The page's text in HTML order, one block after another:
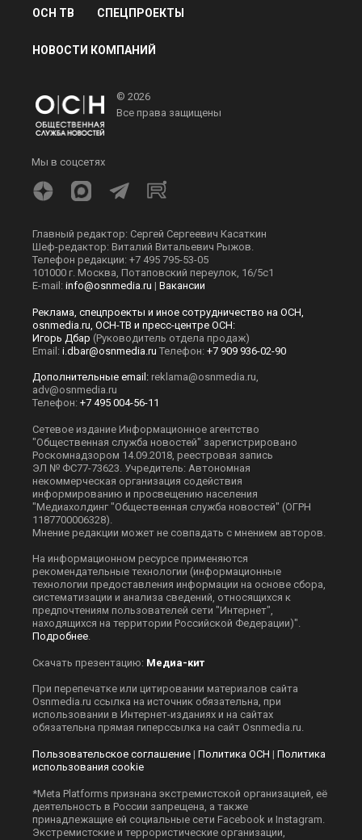
ОСН ТВ СПЕЦПРОЕКТЫ
НОВОСТИ КОМПАНИЙ
© 2026
Все права защищены
Мы в соцсетях
Главный редактор: Сергей Сергеевич Касаткин
Шеф-редактор: Виталий Витальевич Рыжов.
Телефон редакции: +7 495 795-53-05
101000 г. Москва, Потаповский переулок, 16/5с1
E-mail: info@osnmedia.ru | Вакансии
Реклама, спецпроекты и иное сотрудничество на ОСН,
osnmedia.ru, ОСН-ТВ и пресс-центре ОСН:
Игорь Дбар (Руководитель отдела продаж)
Email: i.dbar@osnmedia.ru Телефон: +7 909 936-02-90
Дополнительные email: reklama@osnmedia.ru
adv@osnmedia.ru
Телефон: +7 495 004-56-11
Сетевое издание Информационное агентство
"Общественная служба новостей" зарегистрировано
Роскомнадзором 14.09.2018, реестровая запись
ЭЛ № ФС77-73623. Учредитель: Автономная
некоммерческая организация содействия
информированию и просвещению населения
"Медиахолдинг "Общественная служба новостей" (ОГРН
1187700006328).
Мнение редакции может не совпадать с мнением авторов.
На информационном ресурсе применяются
рекомендательные технологии (информационные
технологии предоставления информации на основе сбора,
систематизации и анализа сведений, относящихся к
предпочтениям пользователей сети "Интернет",
находящихся на территории Российской Федерации)".
Подробнее
Скачать презентацию: Медиа-кит
При перепечатке или цитировании материалов сайта
Оsnmedia.ru ссылка на источник обязательна, при
использовании в Интернет-изданиях и на сайтах
обязательна прямая гиперссылка на сайт Оsnmedia.ru.
Пользовательское соглашение | Политика ОСН | Политика
использования cookie
*Meta Platforms признана экстремистской организацией, её
деятельность в России запрещена, а также
принадлежащие ей социальные сети Facebook и Instagram.
Экстремистские и террористические организации,